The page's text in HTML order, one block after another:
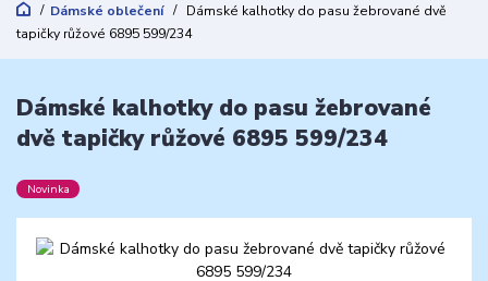
Dámské oblečení
Dámské kalhotky do pasu žebrované dvě
tapičky růžové 6895 599/234
Dámské kalhotky do pasu žebrované
dvě tapičky růžové 6895 599/234
Novinka